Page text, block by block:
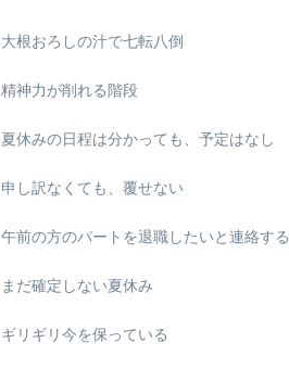
大根おろしの汁で七転八倒
精神力が削れる階段
夏休みの日程は分かっても、予定はなし
申し訳なくても、覆せない
午前の方のパートを退職したいと連絡する
まだ確定しない夏休み
ギリギリ今を保っている